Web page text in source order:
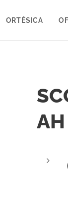
ORTÉSICA